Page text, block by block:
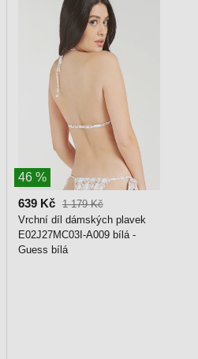
46 %
639 Kč 1 179 Kč
Vrchní díl dámských plavek
E02J27MC03I-A009 bílá -
Guess bílá